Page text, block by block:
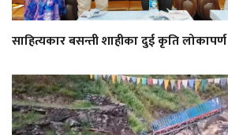
साहित्यकार बसन्ती शाहीका दुई कृति लोकापर्ण